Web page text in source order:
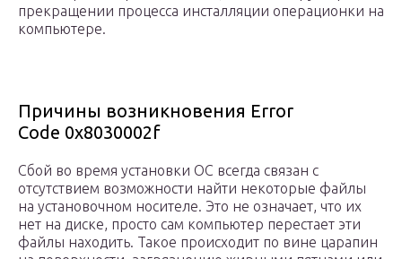
прекращении процесса инсталляции операционки на
компьютере.
Причины возникновения Error
Code 0x8030002f
Сбой во время установки ОС всегда связан с
отсутствием возможности найти некоторые файлы
на установочном носителе. Это не означает, что их
нет на диске, просто сам компьютер перестает эти
файлы находить. Такое происходит по вине царапин